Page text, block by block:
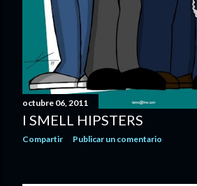
octubre 06, 2011
I SMELL HIPSTERS
Compartir Publicar un comentario